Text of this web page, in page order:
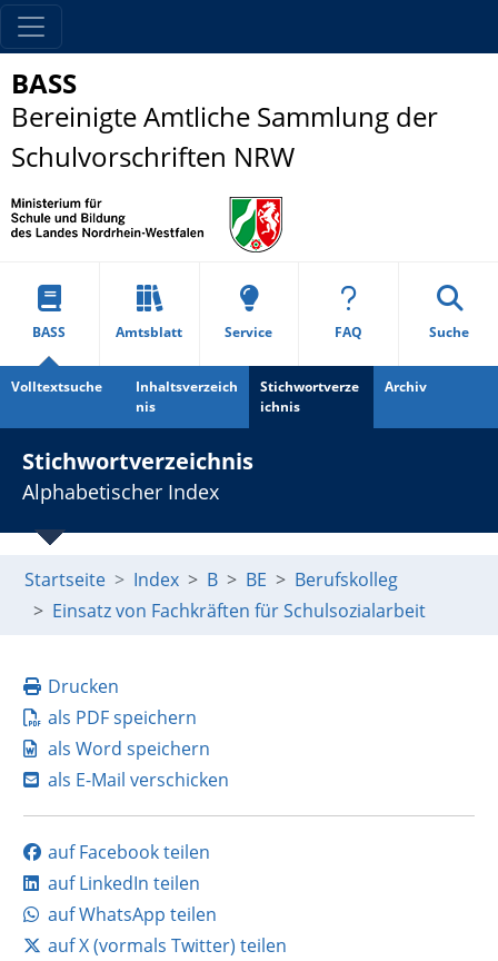
BASS
Bereinigte Amtliche Sammlung der
Schulvorschriften NRW
BASS Amtsblatt Service FAQ Suche
Volltextsuche
Inhaltsverzeich
nis
Stichwortverze
ichnis
Archiv
Stichwortverzeichnis
Alphabetischer Index
Startseite Index B BE
Berufskolleg
Einsatz von Fachkräften für Schulsozialarbeit
Drucken
als PDF speichern
als Word speichern
als E-Mail verschicken
auf Facebook teilen
auf LinkedIn teilen
auf WhatsApp teilen
auf X (vormals Twitter) teilen